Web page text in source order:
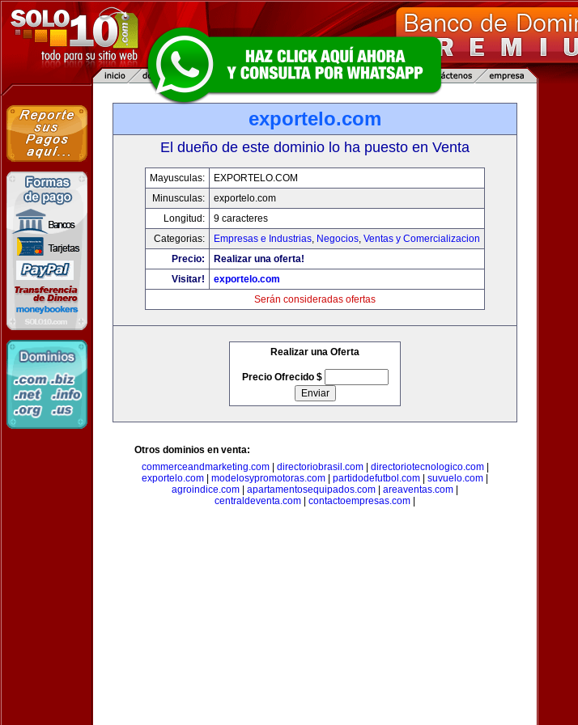
exportelo.com
El dueño de este dominio lo ha puesto en Venta
Mayusculas:
EXPORTELO.COM
Minusculas:
exportelo.com
Longitud:
9 caracteres
Categorias:
Empresas e Industrias, Negocios, Ventas y Comercializacion
Precio:
Realizar una oferta!
Visitar!
exportelo.com
Serán consideradas ofertas
Realizar una Oferta
Precio Ofrecido $
Otros dominios en venta:
commerceandmarketing.com| directoriobrasil.com| directoriotecnologico.com|
exportelo.com
modelosypromotoras.com partidodefutbol.com suvuelo.com
agroindice.com
apartamentosequipados.com areaventas.com
centraldeventa.com
contactoempresas.com